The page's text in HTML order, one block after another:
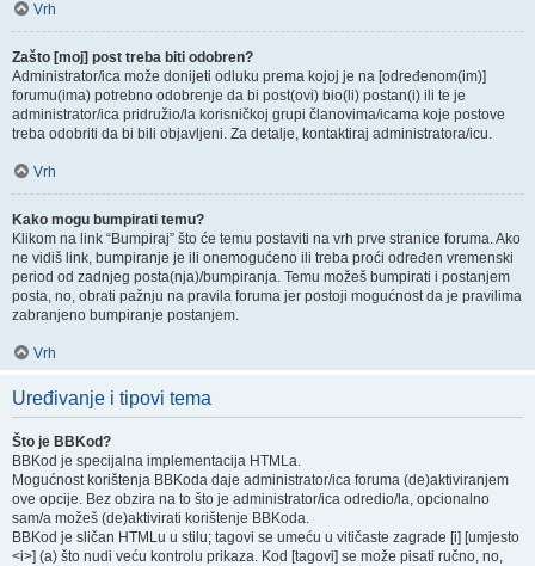
Vrh
Zašto [moj] post treba biti odobren?
Administrator/ica može donijeti odluku prema kojoj je na [određenom(im)]
forumu(ima) potrebno odobrenje da bi post(ovi) bio(li) postan(i) ili te je
administrator/ica pridružio/la korisničkoj grupi članovima/icama koje postove
treba odobriti da bi bili objavljeni. Za detalje, kontaktiraj administratora/icu.
Vrh
Kako mogu bumpirati temu?
Klikom na link “Bumpiraj” što će temu postaviti na vrh prve stranice foruma. Ako
ne vidiš link, bumpiranje je ili onemogućeno ili treba proći određen vremenski
period od zadnjeg posta(nja)/bumpiranja. Temu možeš bumpirati i postanjem
posta, no, obrati pažnju na pravila foruma jer postoji mogućnost da je pravilima
zabranjeno bumpiranje postanjem.
Vrh
Uređivanje i tipovi tema
Što je BBKod?
BBKod je specijalna implementacija HTMLa.
Mogućnost korištenja BBKoda daje administrator/ica foruma (de)aktiviranjem
ove opcije. Bez obzira na to što je administrator/ica odredio/la, opcionalno
sam/a možeš (de)aktivirati korištenje BBKoda.
BBKod je sličan HTMLu u stilu; tagovi se umeću u vitičaste zagrade [i] [umjesto
<i>] (a) što nudi veću kontrolu prikaza. Kod [tagovi] se može pisati ručno, no,